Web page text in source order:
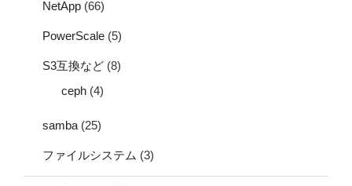
NetApp (66)
PowerScale (5)
S3互換など (8)
ceph (4)
samba (25)
ファイルシステム (3)